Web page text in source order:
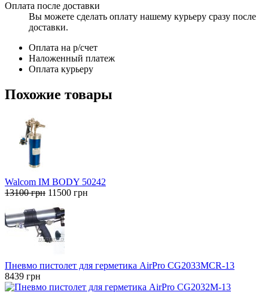
Оплата после доставки
Вы можете сделать оплату нашему курьеру сразу после
доставки.
Оплата на р/счет
Наложенный платеж
Оплата курьеру
Похожие товары
Walcom IM BODY 50242
13100грн Первоначальная
составляла
13100 грн.
11500 грн
Пневмо пистолет для герметика AirPro CG2033MCR-13
8439 грн